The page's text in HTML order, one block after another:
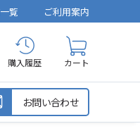
覧 ご利用案内
購入履歴 カート
お問い合わせ